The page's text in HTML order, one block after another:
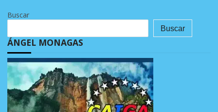
Buscar
Buscar
ÁNGEL MONAGAS